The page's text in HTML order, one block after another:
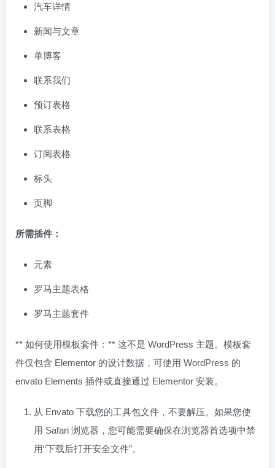
汽车详情
新闻与文章
单博客
联系我们
预订表格
联系表格
订阅表格
标头
页脚
所需插件：
元素
罗马主题表格
罗马主题套件
** 如何使用模板套件：** 这不是 WordPress 主题。模板套
件仅包含 Elementor 的设计数据，可使用 WordPress 的
envato Elements 插件或直接通过 Elementor 安装。
从 Envato 下载您的工具包文件，不要解压。如果您使
用 Safari 浏览器，您可能需要确保在浏览器首选项中禁
用“下载后打开安全文件”。